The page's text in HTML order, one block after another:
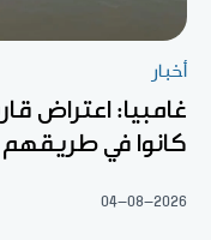
أخبار
غامبيا: اعتراض
كانوا في طريقهم
04-08-2026